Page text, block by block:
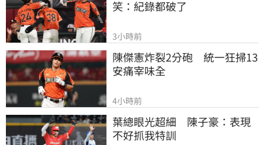
笑：紀錄都破了
3小時前
陳傑憲炸裂2分砲　統一狂掃13
安痛宰味全
4小時前
葉總眼光超細　陳子豪：表現
不好抓我特訓